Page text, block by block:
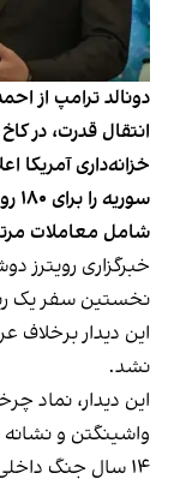
دونالد ترامپ از
انتقال قدرت، در
خزانه‌داری آمریکا
شامل معاملات
نخستین سفر یک
این دیدار
نشد.
این دیدار، نماد
واشینگتن و
۱۴ سال جنگ داخلی سوریه است.